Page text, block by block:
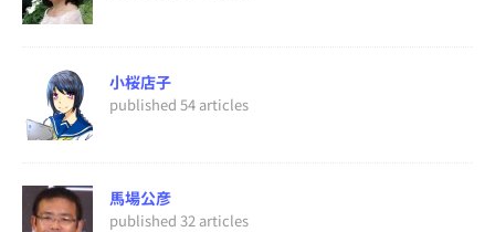
小桜店子
published 54 articles
馬場公彦
published 32 articles